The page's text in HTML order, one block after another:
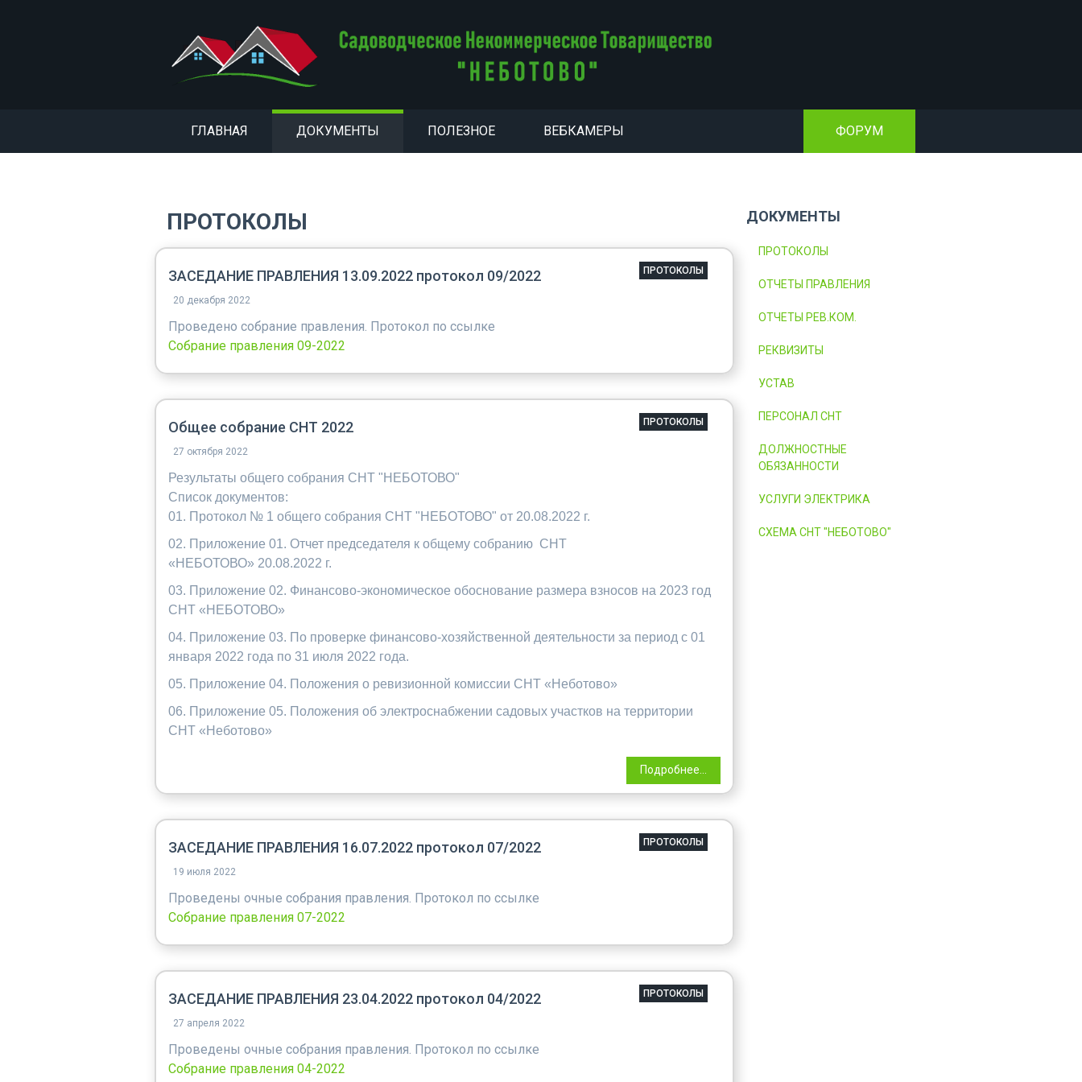
ГЛАВНАЯ ДОКУМЕНТЫ ПОЛЕЗНОЕ ВЕБКАМЕРЫ ФОРУМ
ПРОТОКОЛЫ
ЗАСЕДАНИЕ ПРАВЛЕНИЯ 13.09.2022 протокол 09/2022 ПРОТОКОЛЫ
20 декабря 2022
Проведено собрание правления. Протокол по ссылке
Собрание правления 09-2022
Общее собрание СНТ 2022 ПРОТОКОЛЫ
27 октября 2022
Результаты общего собрания СНТ "НЕБОТОВО"
Список документов:
01. Протокол № 1 общего собрания СНТ "НЕБОТОВО" от 20.08.2022 г.
02. Приложение 01. Отчет председателя к общему собранию СНТ
«НЕБОТОВО» 20.08.2022 г.
03. Приложение 02. Финансово-экономическое обоснование размера взносов на 2023 год
СНТ «НЕБОТОВО»
04. Приложение 03. По проверке финансово-хозяйственной деятельности за период с 01
января 2022 года по 31 июля 2022 года.
05. Приложение 04. Положения о ревизионной комиссии СНТ «Неботово»
06. Приложение 05. Положения об электроснабжении садовых участков на территории
СНТ «Неботово»
Подробнее...
ЗАСЕДАНИЕ ПРАВЛЕНИЯ 16.07.2022 протокол 07/2022 ПРОТОКОЛЫ
19 июля 2022
Проведены очные собрания правления. Протокол по ссылке
Собрание правления 07-2022
ЗАСЕДАНИЕ ПРАВЛЕНИЯ 23.04.2022 протокол 04/2022 ПРОТОКОЛЫ
27 апреля 2022
Проведены очные собрания правления. Протокол по ссылке
Собрание правления 04-2022
ДОКУМЕНТЫ
ПРОТОКОЛЫ
ОТЧЕТЫ ПРАВЛЕНИЯ
ОТЧЕТЫ РЕВ.КОМ.
РЕКВИЗИТЫ
УСТАВ
ПЕРСОНАЛ СНТ
ДОЛЖНОСТНЫЕ
ОБЯЗАННОСТИ
УСЛУГИ ЭЛЕКТРИКА
СХЕМА СНТ "НЕБОТОВО"